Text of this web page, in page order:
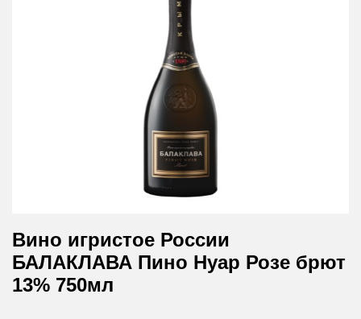
Вино игристое России
БАЛАКЛАВА Пино Нуар Розе брют
13% 750мл